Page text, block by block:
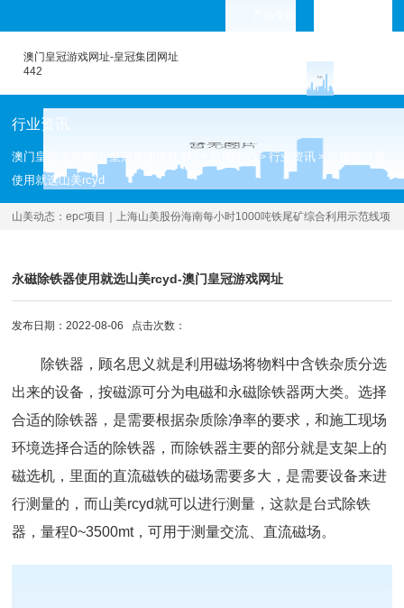
澳门皇冠游戏网址-皇冠集团网址
442
行业资讯
澳门皇冠游戏网址-皇冠集团网址442 >行业资讯 >
使用就选山美rcyd
山美动态：epc项目｜上海山美股份海南每小时1000吨铁尾矿综合利用示范线项
永磁除铁器使用就选山美rcyd-澳门皇冠游戏网址
发布日期：2022-08-06 点击次数：
除铁器 ，顾名思义就是利用磁场将物料中含铁杂质分选
出来的设备，按磁源可分为电磁和永磁除铁器两大类。选择
合适的除铁器，是需要根据杂质除净率的要求，和施工现场
环境选择合适的除铁器，而除铁器主要的部分就是支架上的
磁选机 ，里面的直流磁铁的磁场需要多大，是需要设备来进
行测量的，而山美rcyd就可以进行测量，这款是台式除铁
器 ，量程0~3500mt，可用于测量交流、直流磁场。